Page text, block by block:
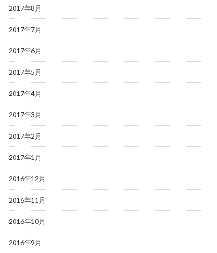
2017年8月
2017年7月
2017年6月
2017年5月
2017年4月
2017年3月
2017年2月
2017年1月
2016年12月
2016年11月
2016年10月
2016年9月